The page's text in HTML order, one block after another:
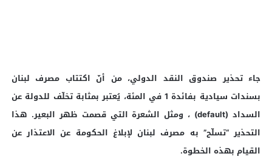
جاء تحذير صندوق النقد الدولي، من أنّ اكتتاب مصرف لبنان
بسندات سيادية بفائدة 1 في المئة، يُعتبر بمثابة تخلّف للدولة عن
السداد (default) ، ومثل الشعرة التي قصمت ظهر البعير. هذا
التحذير “تسلّح” به مصرف لبنان لإبلاغ الحكومة عن الاعتذار عن
القيام بهذه الخطوة.